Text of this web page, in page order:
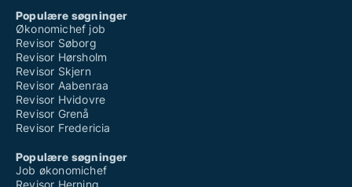
Populære søgninger
Økonomichef job
Revisor Søborg
Revisor Hørsholm
Revisor Skjern
Revisor Aabenraa
Revisor Hvidovre
Revisor Grenå
Revisor Fredericia
Populære søgninger
Job økonomichef